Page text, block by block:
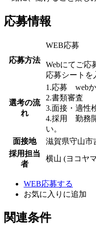
応募情報
応募方法
WEB応募
Webにてご応
応募シートを
選考の流
れ
1.応募 web
2.書類審査
3.面接・適性
4.採用 勤務
い。
面接地
滋賀県守山市
採用担当
者
横山 (ヨコヤ
WEB応募する
お気に入り に追加
関連条件